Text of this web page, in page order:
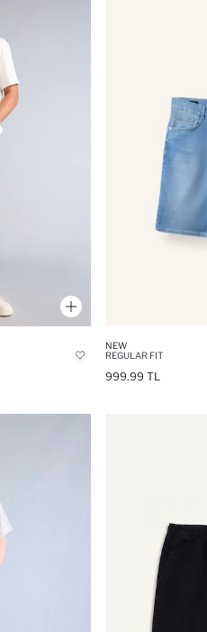
NEW
REGULAR FIT
999.99 TL